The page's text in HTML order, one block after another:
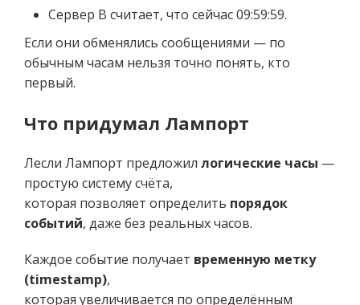
Сервер B считает, что сейчас 09:59:59.
Если они обменялись сообщениями — по
обычным часам нельзя точно понять, кто
первый.
Что придумал Лампорт
Лесли Лампорт предложил логические часы —
простую систему счёта,
которая позволяет определить порядок
событий, даже без реальных часов.
Каждое событие получает временную метку
(timestamp),
которая увеличивается по определённым